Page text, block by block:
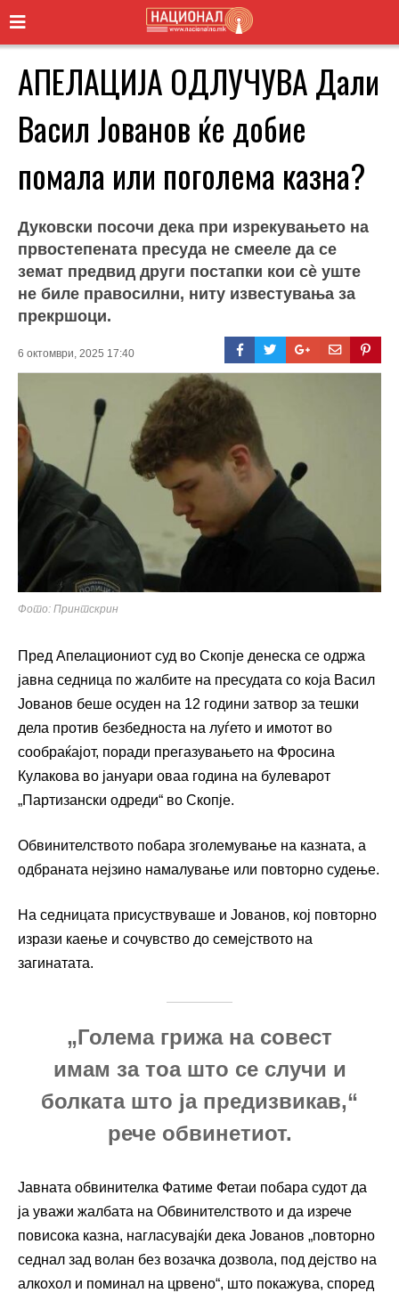
АПЕЛАЦИЈА ОДЛУЧУВА Дали
Васил Јованов ќе добие
помала или поголема казна?
Дуковски посочи дека при изрекувањето на
првостепената пресуда не смееле да се
земат предвид други постапки кои сè уште
не биле правосилни, ниту известувања за
прекршоци.
6 октомври, 2025 17:40
Фото: Принтскрин
Пред Апелациониот суд во Скопје денеска се одржа
јавна седница по жалбите на пресудата со која Васил
Јованов беше осуден на 12 години затвор за тешки
дела против безбедноста на луѓето и имотот во
сообраќајот, поради прегазувањето на Фросина
Кулакова во јануари оваа година на булеварот
„Партизански одреди“ во Скопје.
Обвинителството побара зголемување на казната, а
одбраната нејзино намалување или повторно судење.
На седницата присуствуваше и Јованов, кој повторно
изрази каење и сочувство до семејството на
загинатата.
„Голема грижа на совест
имам за тоа што се случи и
болката што ја предизвикав,“
рече обвинетиот.
Јавната обвинителка Фатиме Фетаи побара судот да
ја уважи жалбата на Обвинителството и да изрече
повисока казна, нагласувајќи дека Јованов „повторно
седнал зад волан без возачка дозвола, под дејство на
алкохол и поминал на црвено“, што покажува, според